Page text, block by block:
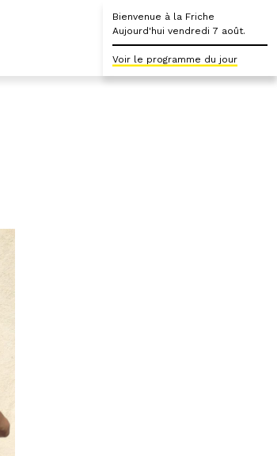
Bienvenue à la Friche
Aujourd'hui vendredi 7 août.
Voir le programme du jour